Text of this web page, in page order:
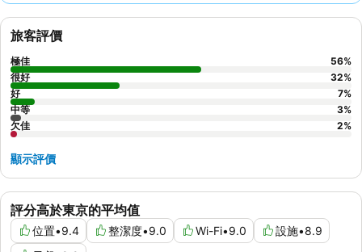
評分高於東京的平均值
位置•9.4 整潔度•9.0 Wi-Fi•9.0 設施•8.9
旅客評價
極佳 56%
很好
32%
好
7%
中等
3%
欠佳
2%
顯示評價